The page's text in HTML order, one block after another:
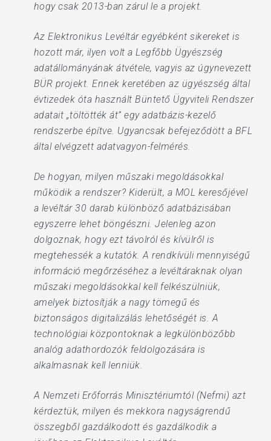
hogy csak 2013-ban zárul le a projekt.
Az Elektronikus Levéltár egyébként sikereket is
hozott már, ilyen volt a Legfőbb Ügyészség
adatállományának átvétele, vagyis az úgynevezett
BÜR projekt. Ennek keretében az ügyészség által
évtizedek óta használt Büntető Ügyviteli Rendszer
adatait „töltötték át” egy adatbázis-kezelő
rendszerbe építve. Ugyancsak befejeződött a BFL
által elvégzett adatvagyon-felmérés.
De hogyan, milyen műszaki megoldásokkal
működik a rendszer? Kiderült, a MOL keresőjével
a levéltár 30 darab különböző adatbázisában
egyszerre lehet böngészni. Jelenleg azon
dolgoznak, hogy ezt távolról és kívülről is
megtehessék a kutatók. A rendkívüli mennyiségű
információ megőrzéséhez a levéltáraknak olyan
műszaki megoldásokkal kell felkészülniük,
amelyek biztosítják a nagy tömegű és
biztonságos digitalizálás lehetőségét is. A
technológiai központoknak a legkülönbözőbb
analóg adathordozók feldolgozására is
alkalmasnak kell lenniük.
A Nemzeti Erőforrás Minisztériumtól (Nefmi) azt
kérdeztük, milyen és mekkora nagyságrendű
összegből gazdálkodott és gazdálkodik a